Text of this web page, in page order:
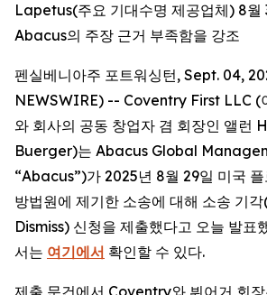
Lapetus(주요 기대수명 제공업체) 8월
Abacus의 주장 근거 부족함을 강조
펜실베니아주 포트워싱턴, Sept. 04,
NEWSWIRE) -- Coventry First LLC (
와 회사의 공동 창업자 겸 회장인 앨런
Buerger)는 Abacus Global
“Abacus”)가 2025년 8월 29일 미국
방법원에 제기한 소송에 대해 소송 기
Dismiss) 신청을 제출했다고 오늘 발표
서는 여기에서 확인할 수 있다.
제출 문건에서 Coventry와 뷔어거 회